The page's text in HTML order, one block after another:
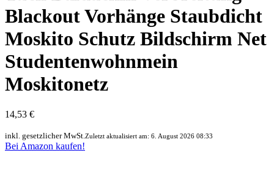
Blackout Vorhänge Staubdicht
Moskito Schutz Bildschirm Net
Studentenwohnmein
Moskitonetz
14,53 €
inkl. gesetzlicher MwSt. Zuletzt aktualisiert am: 6. August 2026 08:33
Bei Amazon kaufen!